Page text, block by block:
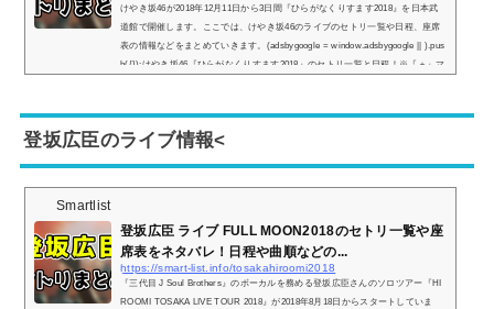
けやき坂46が2018年12月11日から3日間『ひらがなくりすます2018』を日本武
道館で開催します。ここでは、けやき坂46のライブのセトリ一覧や日程、座席
表の情報などをまとめていきます。(adsbygoogle = window.adsbygoogle || ).pus
h({});けやき坂46『ひらがなくりすます2018』のセトリ一覧と日程！※『＋』マ
ら7.わずかな光8.未熟な怒り9.ノックをするな！10.こんな整列を誰がさせる...
登坂広臣のライブ情報<
Smartlist
登坂広臣 ライブ FULL MOON2018のセトリ一覧や座
席表をネタバレ！日程や曲順などの...
https://smart-list.info/tosakahiroomi2018
『三代目 J Soul Brothers』のボーカルを務める登坂広臣さんのソロツアー『HI
ROOMI TOSAKA LIVE TOUR 2018』が2018年8月18日からスタートしていま